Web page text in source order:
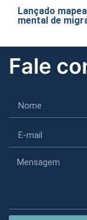
Lançado
mental de
Fale